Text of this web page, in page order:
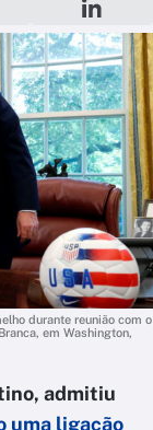
durante reunião com o
em Washington,
admitiu
uma ligação